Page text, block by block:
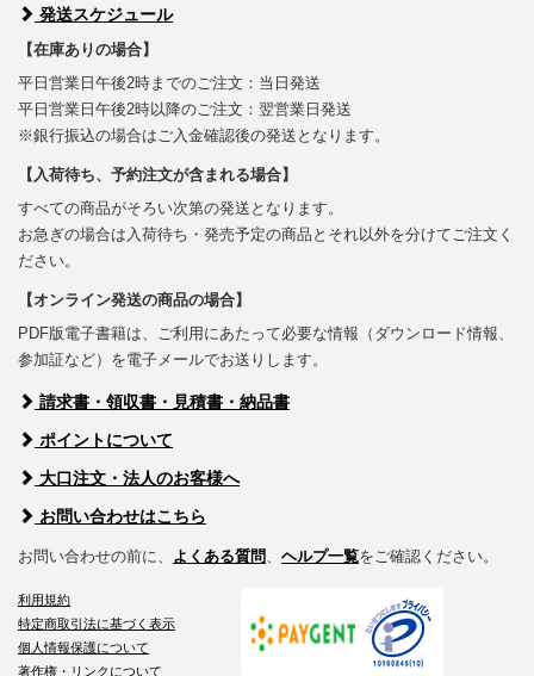
発送スケジュール
【在庫ありの場合】
平日営業日午後2時までのご注文：当日発送
平日営業日午後2時以降のご注文：翌営業日発送
※銀行振込の場合はご入金確認後の発送となります。
【入荷待ち、予約注文が含まれる場合】
すべての商品がそろい次第の発送となります。
お急ぎの場合は入荷待ち・発売予定の商品とそれ以外を分けてご注文く
ださい。
【オンライン発送の商品の場合】
PDF版電子書籍は、ご利用にあたって必要な情報（ダウンロード情報、
参加証など）を電子メールでお送りします。
請求書・領収書・見積書・納品書
ポイントについて
大口注文・法人のお客様へ
お問い合わせはこちら
お問い合わせの前に、 よくある質問 ヘルプ一覧をご確認ください。
利用規約
特定商取引法に基づく表示
個人情報保護について
著作権・リンクについて